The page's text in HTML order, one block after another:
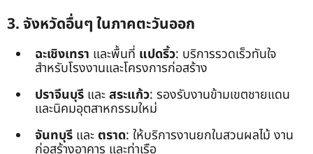
3. จังหวัดอื่นๆ ในภาคตะวันออก
ฉะเชิงเทรา และพื้นที่ แปดริ้ว: บริการรวดเร็วทันใจ
สำหรับโรงงานและโครงการก่อสร้าง
ปราจีนบุรี และสระแก้ว: รองรับงานข้ามเขตชายแดน
และนิคมอุตสาหกรรมใหม่
จันทบุรี และ ตราด: ให้บริการงานยกในสวนผลไม้ งาน
ก่อสร้างอาคาร และท่าเรือ